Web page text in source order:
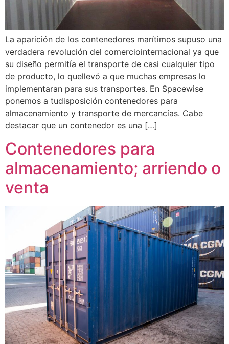
La aparición de los contenedores marítimos supuso una
verdadera revolución del comerciointernacional ya que
su diseño permitía el transporte de casi cualquier tipo
de producto, lo quellevó a que muchas empresas lo
implementaran para sus transportes. En Spacewise
ponemos a tudisposición contenedores para
almacenamiento y transporte de mercancías. Cabe
destacar que un contenedor es una […]
Contenedores para
almacenamiento; arriendo o
venta